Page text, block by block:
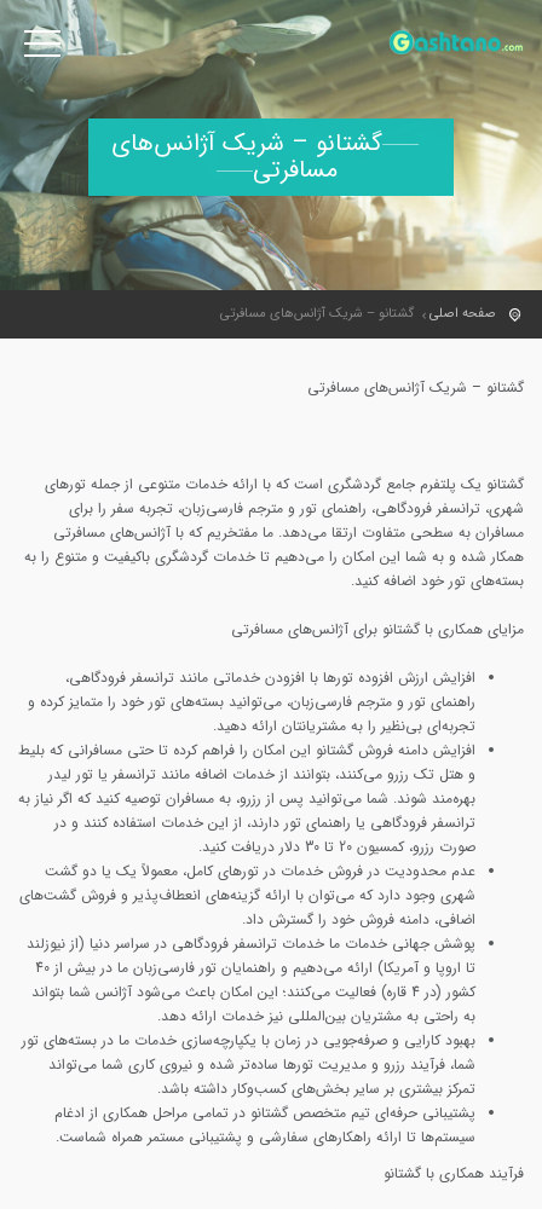
گشتانو – شریک آژانس‌های
مسافرتی
صفحه اصلی گشتانو – شریک آژانس‌های مسافرتی
گشتانو – شریک آژانس‌های مسافرتی
گشتانو یک پلتفرم جامع گردشگری است که با ارائه خدمات متنوعی از جمله تورهای
شهری، ترانسفر فرودگاهی، راهنمای تور و مترجم فارسی‌زبان، تجربه سفر را برای
مسافران به سطحی متفاوت ارتقا می‌دهد. ما مفتخریم که با آژانس‌های مسافرتی
همکار شده و به شما این امکان را می‌دهیم تا خدمات گردشگری باکیفیت و متنوع را به
بسته‌های تور خود اضافه کنید.
مزایای همکاری با گشتانو برای آژانس‌های مسافرتی
افزایش ارزش افزوده تورها با افزودن خدماتی مانند ترانسفر فرودگاهی،
راهنمای تور و مترجم فارسی‌زبان، می‌توانید بسته‌های تور خود را متمایز کرده و
تجربه‌ای بی‌نظیر را به مشتریانتان ارائه دهید.
افزایش دامنه فروش گشتانو این امکان را فراهم کرده تا حتی مسافرانی که بلیط
و هتل تک رزرو می‌کنند، بتوانند از خدمات اضافه مانند ترانسفر یا تور لیدر
بهره‌مند شوند. شما می‌توانید پس از رزرو، به مسافران توصیه کنید که اگر نیاز به
ترانسفر فرودگاهی یا راهنمای تور دارند، از این خدمات استفاده کنند و در
صورت رزرو، کمسیون 20 تا 30 دلار دریافت کنید.
عدم محدودیت در فروش خدمات در تورهای کامل، معمولاً یک یا دو گشت
شهری وجود دارد که می‌توان با ارائه گزینه‌های انعطاف‌پذیر و فروش گشت‌های
اضافی، دامنه فروش خود را گسترش داد.
پوشش جهانی خدمات ما خدمات ترانسفر فرودگاهی در سراسر دنیا (از نیوزلند
تا اروپا و آمریکا) ارائه می‌دهیم و راهنمایان تور فارسی‌زبان ما در بیش از 40
کشور (در 4 قاره) فعالیت می‌کنند؛ این امکان باعث می‌شود آژانس شما بتواند
به راحتی به مشتریان بین‌المللی نیز خدمات ارائه دهد.
بهبود کارایی و صرفه‌جویی در زمان با یکپارچه‌سازی خدمات ما در بسته‌های تور
شما، فرآیند رزرو و مدیریت تورها ساده‌تر شده و نیروی کاری شما می‌تواند
تمرکز بیشتری بر سایر بخش‌های کسب‌وکار داشته باشد.
پشتیبانی حرفه‌ای تیم متخصص گشتانو در تمامی مراحل همکاری از ادغام
سیستم‌ها تا ارائه راهکارهای سفارشی و پشتیبانی مستمر همراه شماست.
فرآیند همکاری با گشتانو